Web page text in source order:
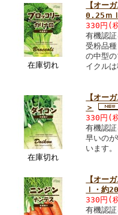
在庫切れ
【オー
0.25ｍ
330円 (
有機認
受粉品
の中型
イクル
在庫切れ
【オー
＞
330円 (
有機認
早いの
います。
【オー
ｌ・約
330円 (
有機認